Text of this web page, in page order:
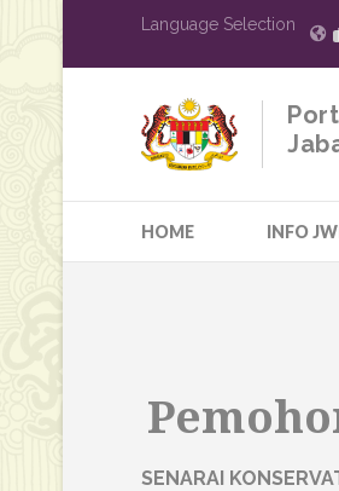
Language Selection
HOME INFO
SENARAI